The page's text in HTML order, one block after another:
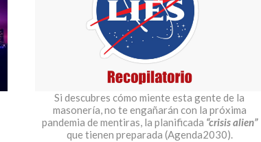
Si descubres cómo miente esta gente de la
masonería, no te engañarán con la próxima
pandemia de mentiras, la planificada “crisis alien”
que tienen preparada (Agenda2030).